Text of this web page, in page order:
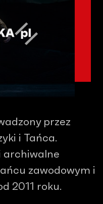
przez
i Tańca.
archiwalne
zawodowym i
2011 roku.